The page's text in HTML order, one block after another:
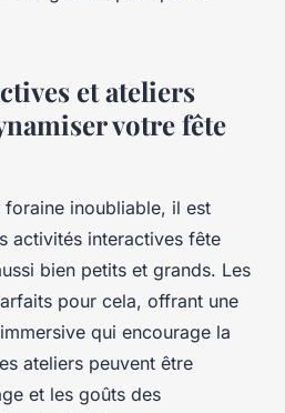
et ateliers
votre fête
inoubliable, il est
activités interactives fête
bien petits et grands. Les
pour cela, offrant une
qui encourage la
ateliers peuvent être
et les goûts des